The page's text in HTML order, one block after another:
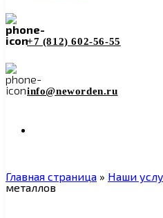
+7 (812) 602-56-55
info@neworden.ru
Главная страница » Наши
металлов